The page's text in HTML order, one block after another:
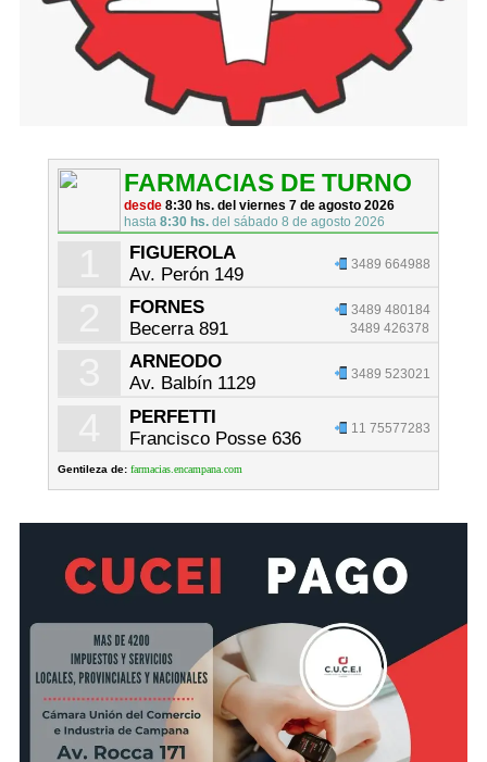
FARMACIAS DE TURNO
desde8:30 hs. del viernes 7 de agosto 2026
hasta8:30 hs. del sábado 8 de agosto 2026
FIGUEROLA
Av. Perón 149
3489 664988
FORNES
Becerra 891
3489 480184
3489 426378
ARNEODO
Av. Balbín 1129
3489 523021
PERFETTI
Francisco Posse 636
11 75577283
Gentileza de: farmacias.encampana.com